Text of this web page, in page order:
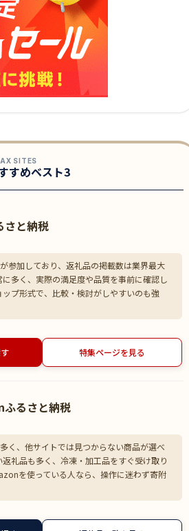
SITES
すめベスト3
さと納税
参加しており、返礼品の掲載数は業界最大
多く、実際の満足度や品質を事前に確認し
プ形式で、比較・検討がしやすいのも強
特集ページを見る
るさと納税
く、他サイトでは見つからない商品が選べ
礼品も多く、冷凍・加工品をすぐ受け取り
を使っている人なら、操作に迷わず寄附